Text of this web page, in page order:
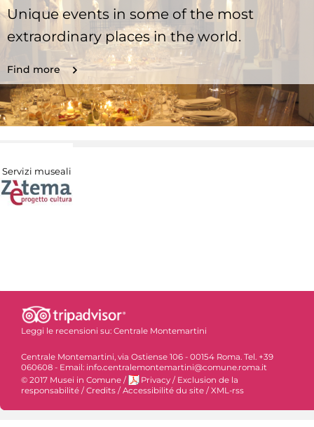
Unique events in some of the most
extraordinary places in the world.
Find more
Servizi museali
Leggi le recensioni su: Centrale Montemartini
Centrale Montemartini, via Ostiense 106 - 00154 Roma. Tel. +39
060608 - Email: info.centralemontemartini@comune.roma.it
© 2017 Musei in Comune / Privacy / Exclusion de la
responsabilité / Credits / Accessibilité du site / XML-rss